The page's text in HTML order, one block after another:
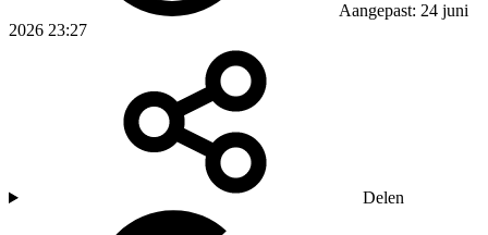
Aangepast: 24 juni
2026 23:27
Delen